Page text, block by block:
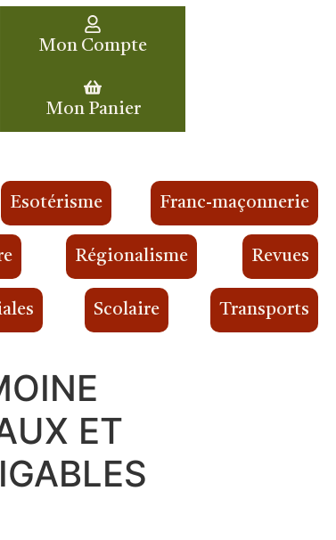
Mon Compte
Mon Panier
Esotérisme Franc-maçonnerie
Régionalisme Revues
Scolaire Transports
ET